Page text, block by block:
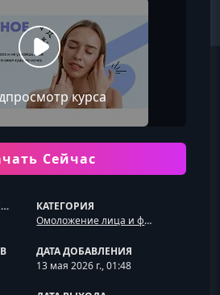
курса
Сейчас
ПРОДОЛЖИТЕЛЬНОСТЬ
КАТЕГОРИЯ
Омоложение лица и фейсфитнес
ДАТА ДОБАВЛЕНИЯ
13 мая 2026 г., 01:48